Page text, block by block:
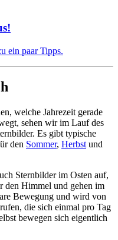
ein paar Tipps.
welche Jahrezeit gerade
sehen wir im Lauf des
Es gibt typische
den Sommer, Herbst und
Sternbilder im Osten auf,
den Himmel und gehen im
Bewegung und wird von
die sich einmal pro Tag
bewegen sich eigentlich